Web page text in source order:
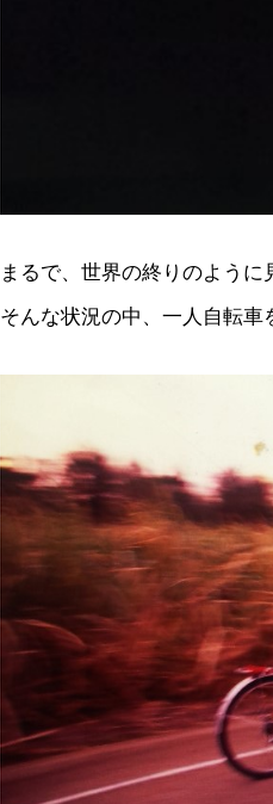
まるで、世界の終りのように
そんな状況の中、一人自転車